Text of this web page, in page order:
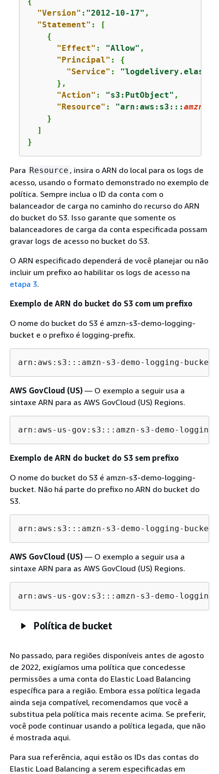
"Version" : "2012-10-17" ,
"Statement" : [
{
"Effect" : "Allow" ,
"Principal" : {
"Service" :
      },
"Action" : "s3:PutObject" ,
"Resource" : "arn:aws:s3:::amzn-
    }
  ]
}
Para Resource , insira o ARN do local para os logs de
acesso, usando o formato demonstrado no exemplo de
política. Sempre inclua o ID da conta com o
balanceador de carga no caminho do recurso do ARN
do bucket do S3. Isso garante que somente os
balanceadores de carga da conta especificada possam
gravar logs de acesso no bucket do S3.
O ARN especificado dependerá de você planejar ou não
incluir um prefixo ao habilitar os logs de acesso na
etapa 3.
Exemplo de ARN do bucket do S3 com um prefixo
O nome do bucket do S3 é amzn-s3-demo-logging-
bucket e o prefixo é logging-prefix.
arn:aws:s3:::amzn-s3-demo-logging-
AWS GovCloud (US) — O exemplo a seguir usa a
sintaxe ARN para as AWS GovCloud (US) Regions.
arn:aws-us-gov:s3:::amzn-s3-demo-
Exemplo de ARN do bucket do S3 sem prefixo
O nome do bucket do S3 é amzn-s3-demo-logging-
bucket. Não há parte do prefixo no ARN do bucket do
S3.
arn:aws:s3:::amzn-s3-demo-logging-bucket/
AWS GovCloud (US) — O exemplo a seguir usa a
sintaxe ARN para as AWS GovCloud (US) Regions.
arn:aws-us-gov:s3:::amzn-s3-demo-logging-
Política de bucket
No passado, para regiões disponíveis antes de agosto
de 2022, exigíamos uma política que concedesse
permissões a uma conta do Elastic Load Balancing
específica para a região. Embora essa política legada
ainda seja compatível, recomendamos que você a
substitua pela política mais recente acima. Se preferir,
você pode continuar usando a política legada, que não
é mostrada aqui.
Para sua referência, aqui estão os IDs das contas do
Elastic Load Balancing a serem especificadas em